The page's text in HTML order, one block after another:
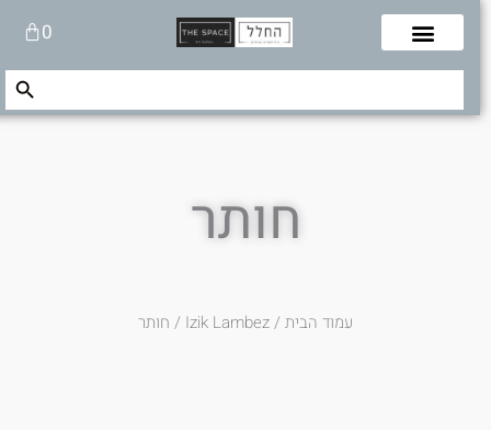
0עגלת
קניות
Search
Search Button
חותר
עמוד הבית/
Izik Lambez/ חותר